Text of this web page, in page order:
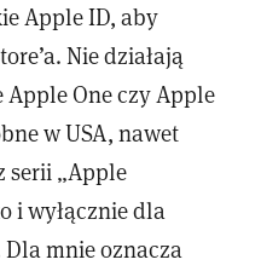
Apple ID, aby
Nie działają
One czy Apple
w USA, nawet
serii „Apple
i wyłącznie dla
mnie oznacza